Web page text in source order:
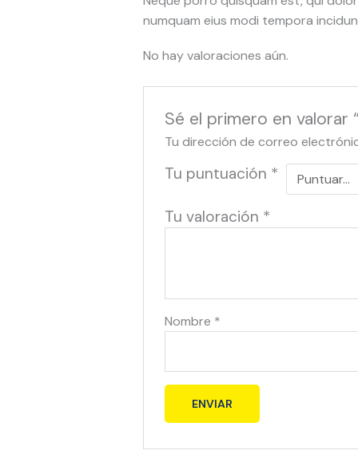
numquam eius modi tempora
No hay valoraciones aún.
Sé el primero en valorar
Tu dirección de correo
Tu puntuación *
Tu valoración *
Nombre *